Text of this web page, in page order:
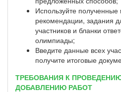
Используйте полученные
рекомендации, задания
участников и бланки
олимпиады;
Введите данные всех
получите итоговые
ТРЕБОВАНИЯ К
ДОБАВЛЕНИЮ РАБОТ